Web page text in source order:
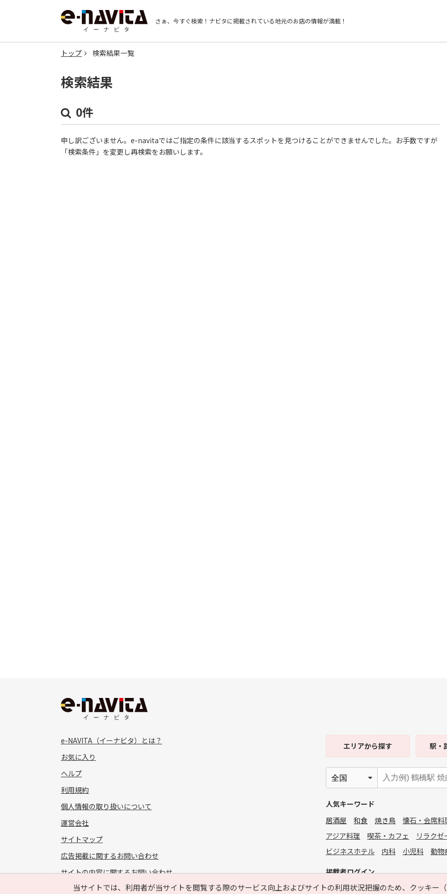
さぁ、今すぐ検索！ ナビタに掲載されている地元のお店の情報が満載！
トップ 検索結果一覧
検索結果
0件
申し訳ございません。e-navitaではご指定の条件に該当するスポットを見つけることができませんでした。お手数ですが
「検索条件」を変更し再検索をお願いします。
当サイトでは、利用者が当サイトを閲覧する際のサービス向上およびサイトの利用状況把握のため、クッキー
e-NAVITA（イーナビタ）とは？
お気に入り
ヘルプ
利用規約
個人情報の取り扱いについて
運営会社
サイトマップ
広告掲載に関するお問い合わせ
サイトの内容に関するお問い合わせ
エリアから探す 駅・
人気キーワード
居酒屋
和食 焼き鳥 懐石・会席料
アジア料理
喫茶・カフェ リラクゼ
ビジネスホテル
内科 小児科 動物
掲載者ログイン